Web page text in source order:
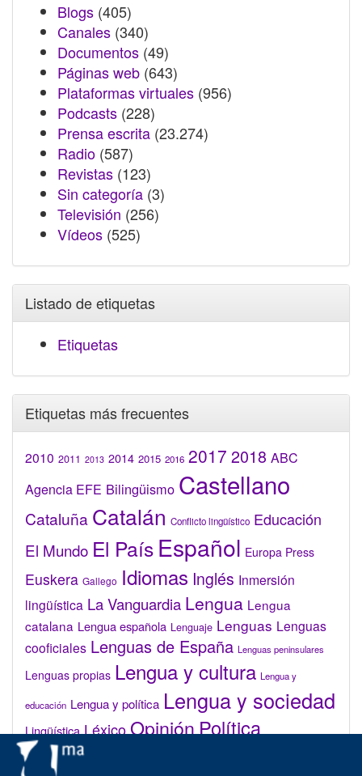
Blogs (405)
Canales (340)
Documentos (49)
Páginas web (643)
Plataformas virtuales (956)
Podcasts (228)
Prensa escrita (23.274)
Radio (587)
Revistas (123)
Sin categoría (3)
Televisión (256)
Vídeos (525)
Listado de etiquetas
Etiquetas
Etiquetas más frecuentes
2010 2011 2013 2014 2015 2016 2017 2018 ABC
Agencia EFE Bilingüismo Castellano
Cataluña Catalán Conflicto lingüístico Educación
El Mundo El País Español Europa Press
Euskera Gallego Idiomas Inglés Inmersión
lingüística La Vanguardia Lengua Lengua
catalana Lengua española Lenguaje Lenguas Lenguas
cooficiales Lenguas de España Lenguas peninsulares
Lenguas propias Lengua y cultura Lengua y
educación Lengua y política Lengua y sociedad
Lingüística LéxicoOpiniónPolítica
lingüística